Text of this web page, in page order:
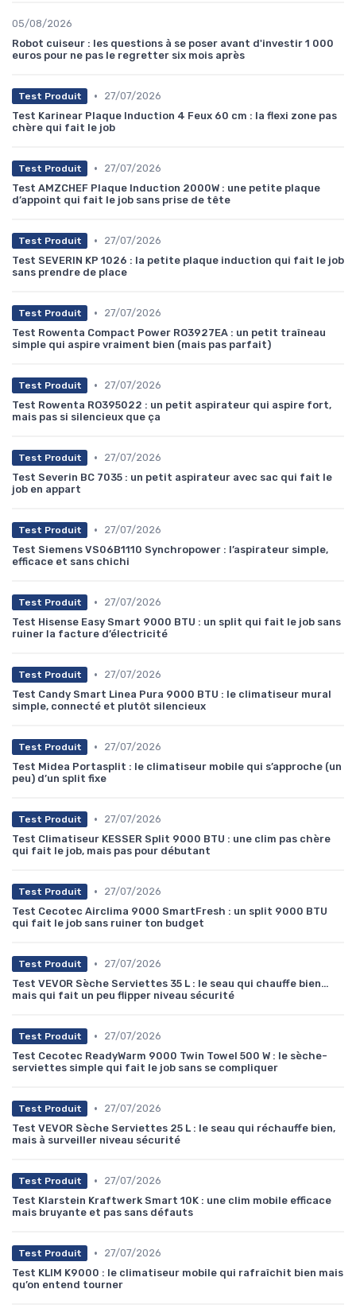
05/08/2026
Robot cuiseur : les questions à se poser avant d'investir 1 000
euros pour ne pas le regretter six mois après
Test Produit •
27/07/2026
Test Karinear Plaque Induction 4 Feux 60 cm : la flexi zone pas
chère qui fait le job
Test Produit •
27/07/2026
Test AMZCHEF Plaque Induction 2000W : une petite plaque
d’appoint qui fait le job sans prise de tête
Test Produit •
27/07/2026
Test SEVERIN KP 1026 : la petite plaque induction qui fait le job
sans prendre de place
Test Produit •
27/07/2026
Test Rowenta Compact Power RO3927EA : un petit traîneau
simple qui aspire vraiment bien (mais pas parfait)
Test Produit •
27/07/2026
Test Rowenta RO395022 : un petit aspirateur qui aspire fort,
mais pas si silencieux que ça
Test Produit •
27/07/2026
Test Severin BC 7035 : un petit aspirateur avec sac qui fait le
job en appart
Test Produit •
27/07/2026
Test Siemens VS06B1110 Synchropower : l’aspirateur simple,
efficace et sans chichi
Test Produit •
27/07/2026
Test Hisense Easy Smart 9000 BTU : un split qui fait le job sans
ruiner la facture d’électricité
Test Produit •
27/07/2026
Test Candy Smart Linea Pura 9000 BTU : le climatiseur mural
simple, connecté et plutôt silencieux
Test Produit •
27/07/2026
Test Midea Portasplit : le climatiseur mobile qui s’approche (un
peu) d’un split fixe
Test Produit •
27/07/2026
Test Climatiseur KESSER Split 9000 BTU : une clim pas chère
qui fait le job, mais pas pour débutant
Test Produit •
27/07/2026
Test Cecotec Airclima 9000 SmartFresh : un split 9000 BTU
qui fait le job sans ruiner ton budget
Test Produit •
27/07/2026
Test VEVOR Sèche Serviettes 35 L : le seau qui chauffe bien…
mais qui fait un peu flipper niveau sécurité
Test Produit •
27/07/2026
Test Cecotec ReadyWarm 9000 Twin Towel 500 W : le sèche-
serviettes simple qui fait le job sans se compliquer
Test Produit •
27/07/2026
Test VEVOR Sèche Serviettes 25 L : le seau qui réchauffe bien,
mais à surveiller niveau sécurité
Test Produit •
27/07/2026
Test Klarstein Kraftwerk Smart 10K : une clim mobile efficace
mais bruyante et pas sans défauts
Test Produit •
27/07/2026
Test KLIM K9000 : le climatiseur mobile qui rafraîchit bien mais
qu’on entend tourner